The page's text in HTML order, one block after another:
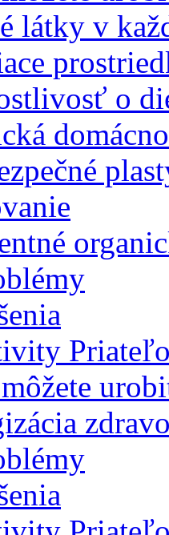
látky v
o
môžete